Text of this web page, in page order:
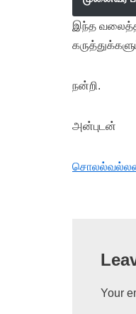
இந்த
நன்றி.
அன்புடன்
Your